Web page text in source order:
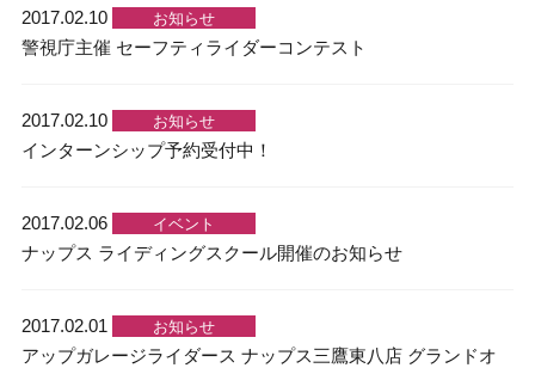
2017.02.10 お知らせ
警視庁主催 セーフティライダーコンテスト
2017.02.10 お知らせ
インターンシップ予約受付中！
2017.02.06 イベント
ナップス ライディングスクール開催のお知らせ
2017.02.01 お知らせ
アップガレージライダース ナップス三鷹東八店 グランドオ